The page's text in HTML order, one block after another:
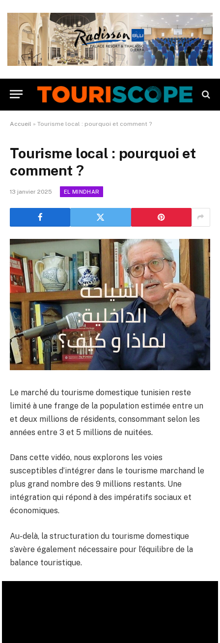
Accueil » Tourisme local : pourquoi et comment ?
Tourisme local : pourquoi et
comment ?
13 janvier 2025 EL MINDHAR
Le marché du tourisme domestique tunisien reste
limité à une frange de la population estimée entre un
et deux millions de résidents, consommant selon les
années entre 3 et 5 millions de nuitées.
Dans cette vidéo, nous explorons les voies
susceptibles d’intégrer dans le tourisme marchand le
plus grand nombre des 9 millions restants. Une
intégration qui répond à des impératifs sociaux et
économiques.
Au-delà, la structuration du tourisme domestique
s’avère également nécessaire pour l’équilibre de la
balance touristique.